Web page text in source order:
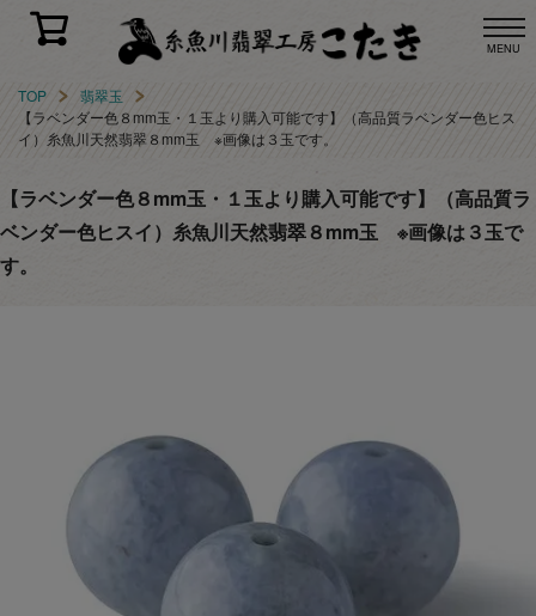
MENU
TOP
翡翠玉
【ラベンダー色８mm玉・１玉より購入可能です】（高品質ラベンダー色ヒス
イ）糸魚川天然翡翠８mm玉 ※画像は３玉です。
【ラベンダー色８mm玉・１玉より購入可能です】（高品質ラ
ベンダー色ヒスイ）糸魚川天然翡翠８mm玉 ※画像は３玉で
す。